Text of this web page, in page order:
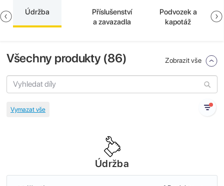
Údržba
Příslušenství
a zavazadla
Podvozek a
kapotáž
Všechny produkty (86) Zobrazit vše
Údržba